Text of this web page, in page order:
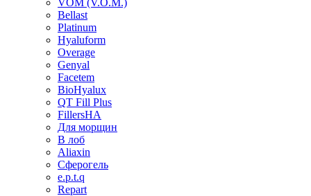
VOM (V.O.M.)
Bellast
Platinum
Hyaluform
Overage
Genyal
Facetem
BioHyalux
QT Fill Plus
FillersHA
Для морщин
В лоб
Aliaxin
Сферогель
e.p.t.q
Repart